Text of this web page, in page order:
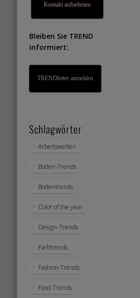
Kontakt aufnehmen
Bleiben Sie TREND
informiert:
TRENDletter anmelden
Schlagwörter
Arbeitswelten
Boden-Trends
Bodentrends
Color of the year
Design-Trends
Farbtrends
Fashion-Trends
Food-Trends